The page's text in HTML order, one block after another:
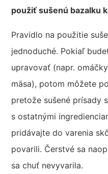
použiť sušenú bazalku
Pravidlo na použitie
jednoduché. Pokiaľ
upravovať (napr.
mäsa), potom môžete
pretože sušené prísady
s ostatnými
pridávajte do varenia
povarili. Čerstvé sa
sa chuť nevyvarila.